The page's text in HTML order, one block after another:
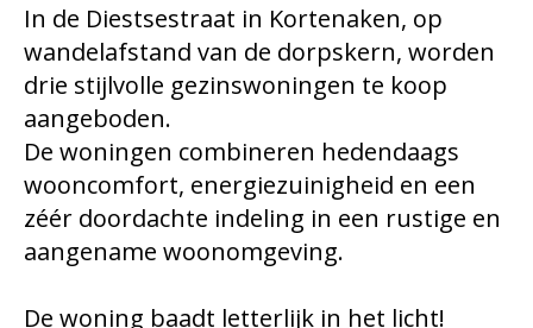
In de Diestsestraat in Kortenaken, op
wandelafstand van de dorpskern, worden
drie stijlvolle gezinswoningen te koop
aangeboden.
De woningen combineren hedendaags
wooncomfort, energiezuinigheid en een
zéér doordachte indeling in een rustige en
aangename woonomgeving.
De woning baadt letterlijk in het licht!